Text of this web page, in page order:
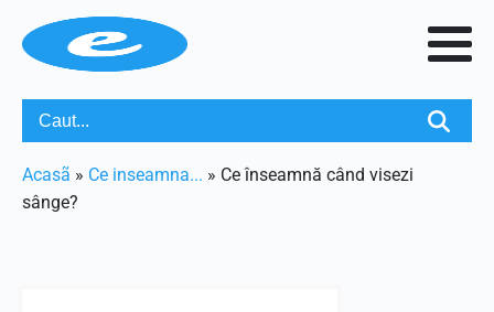
Acasã » Ce inseamna... » Ce înseamnă când visezi
sânge?